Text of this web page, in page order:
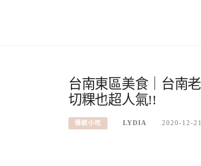
台南東區美食｜台南
切粿也超人氣!!
傳統小吃 LYDIA 2020-12-21